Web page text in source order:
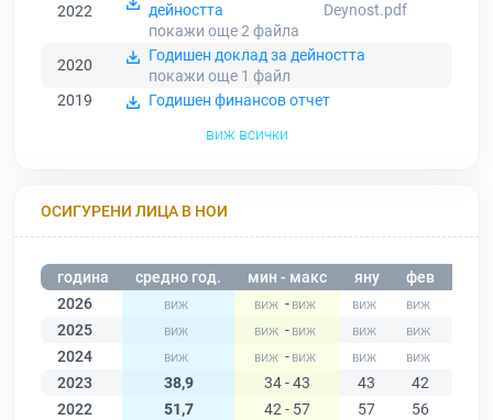
2022
дейността
Deynost.pdf
покажи още 2файла
2020
Годишен доклад за дейността
покажи още 1 файл
2019
Годишен финансов отчет
виж всички
ОСИГУРЕНИ ЛИЦА В НОИ
година средно год. мин - макс яну фев
2026
-
2025
-
2024
-
2023
38,9 34 - 43 43 42
2022
51,7 42 - 57 57 56